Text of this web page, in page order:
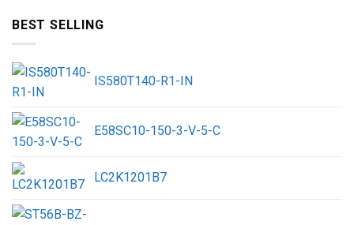
BEST SELLING
IS580T140-R1-IN
E58SC10-150-3-V-5-C
LC2K1201B7